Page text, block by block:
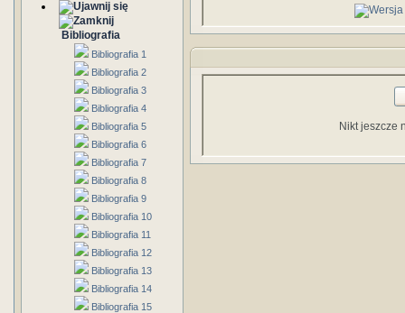
Bibliografia
Bibliografia 1
Bibliografia 2
Bibliografia 3
Bibliografia 4
Bibliografia 5
Bibliografia 6
Bibliografia 7
Bibliografia 8
Bibliografia 9
Bibliografia 10
Bibliografia 11
Bibliografia 12
Bibliografia 13
Bibliografia 14
Bibliografia 15
Nikt jeszcze